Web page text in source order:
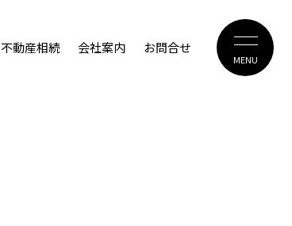
不動産相続 会社案内 お問合せ
MENU